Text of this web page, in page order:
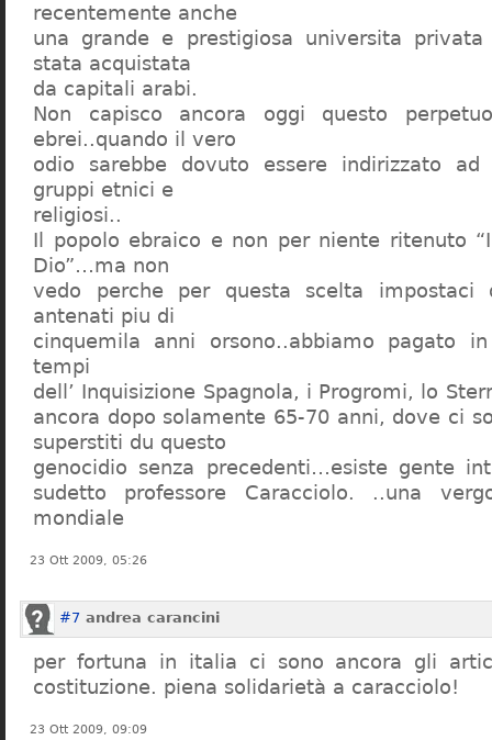
recentemente anche
una grande e prestigiosa universita
stata acquistata
da capitali arabi.
Non capisco ancora oggi questo
ebrei..quando il vero
odio sarebbe dovuto essere indirizzato
gruppi etnici e
religiosi..
Il popolo ebraico e non per niente ritenuto
Dio”…ma non
vedo perche per questa scelta
antenati piu di
cinquemila anni orsono..abbiamo pagato
tempi
dell’ Inquisizione Spagnola, i Progromi, lo
ancora dopo solamente 65-70 anni, dove ci
superstiti du questo
genocidio senza precedenti…esiste gente
sudetto professore Caracciolo. ..una
mondiale
23 Ott 2009, 05:26
#7 andrea carancini
per fortuna in italia ci sono ancora gli
costituzione. piena solidarietà a caracciolo!
23 Ott 2009, 09:09